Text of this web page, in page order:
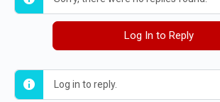
Log In to Reply
Log in to reply.